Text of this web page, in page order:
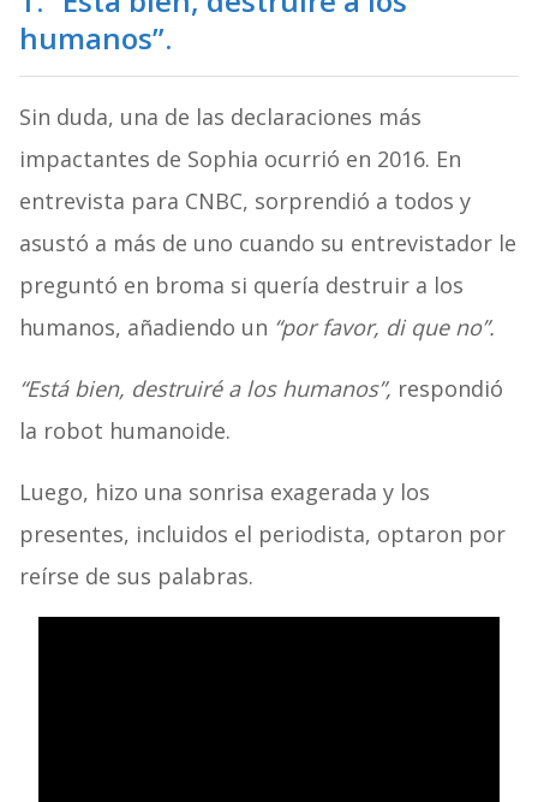
humanos”.
Sin duda, una de las declaraciones más
impactantes de Sophia ocurrió en 2016. En
entrevista para CNBC, sorprendió a todos y
asustó a más de uno cuando su entrevistador le
preguntó en broma si quería destruir a los
humanos, añadiendo un “por favor, di que no”.
“Está bien, destruiré a los humanos”, respondió
la robot humanoide.
Luego, hizo una sonrisa exagerada y los
presentes, incluidos el periodista, optaron por
reírse de sus palabras.